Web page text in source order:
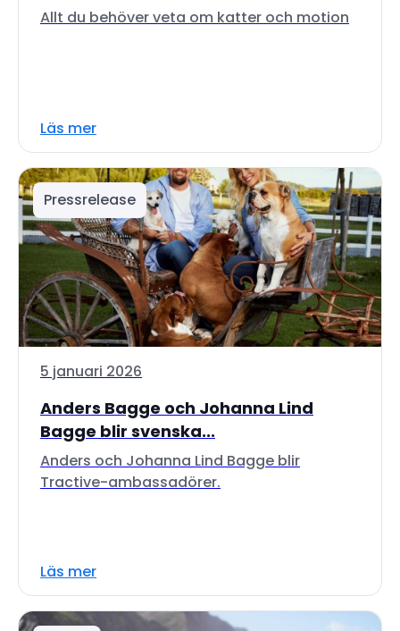
Allt du behöver veta om katter och motion
Läs mer
Pressrelease
5 januari 2026
Anders Bagge och Johanna Lind
Bagge blir svenska...
Anders och Johanna Lind Bagge blir
Tractive-ambassadörer.
Läs mer